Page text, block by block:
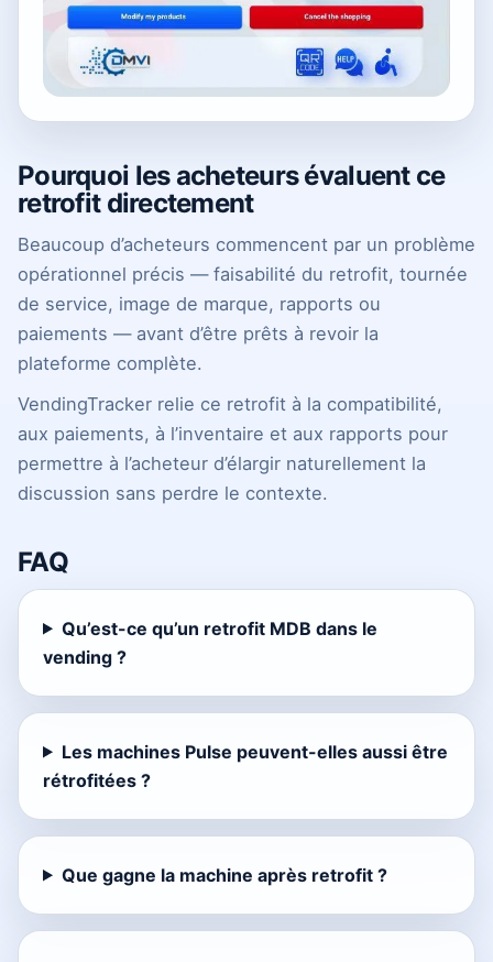
Pourquoi les acheteurs évaluent ce
retrofit directement
Beaucoup d’acheteurs commencent par un problème
opérationnel précis — faisabilité du retrofit, tournée
de service, image de marque, rapports ou
paiements — avant d’être prêts à revoir la
plateforme complète.
VendingTracker relie ce retrofit à la compatibilité,
aux paiements, à l’inventaire et aux rapports pour
permettre à l’acheteur d’élargir naturellement la
discussion sans perdre le contexte.
FAQ
Qu’est-ce qu’un retrofit MDB dans le
vending ?
Les machines Pulse peuvent-elles aussi être
rétrofitées ?
Que gagne la machine après retrofit ?